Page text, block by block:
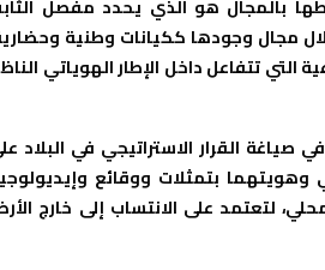
بالمجال هو الذي يحدد مفصل
مجال وجودها ككيانات وطنية
تتفاعل داخل الإطار الهوياتي
القرار الاستراتيجي في البلاد
وهويتهما بتمثلات ووقائع
لتعتمد على الانتساب إلى خارج